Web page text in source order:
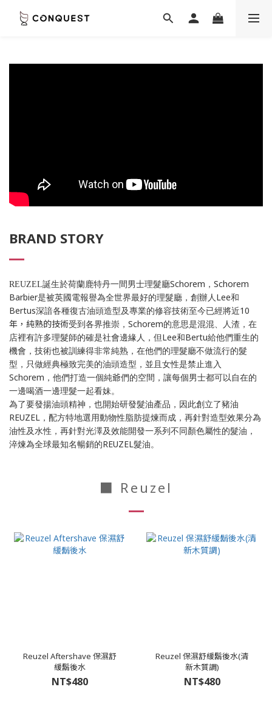
BRAND STORY
REUZEL誕生於荷蘭鹿特丹一間男士理髮廳Schorem ， Schorem
Barbier是被英國電報譽為全世界最好的理髮廳，創辦人 Lee和
Bertus深諳各種復古油頭造型及專業的修容技術至今已經將近10
年，純熟的技術受到各界推崇， Schorem的意思是混混、人渣，在
店裡有許多理髮師的確是社會邊緣人，但Lee和 Bertu給他們重生的
機會，技術也被訓練得非常純熟，在他們的理髮廳不做流行的髮
型，只做經典極致完美的油頭造型，並且女性是禁止進入
Schorem ，他們打造一個純爺們的空間，讓每個男士都可以自在的
一邊喝酒一邊理髮一起看妹。
為了要發揚油頭精神，也開始研發髮油產品，因此創立了豬油
REUZEL ，配方特地選用動物性脂肪提煉而成，再針對造型效果分為
油性及水性，再針對光澤及效能開發一系列不同顏色屬性的髮油，
淬煉為全球最知名暢銷的REUZEL髮油。
■ Reuzel
Reuzel Aftershave 保濕舒
緩鬍後水
NT$480
Reuzel 保濕舒緩鬍後水(清
新木質調)
NT$480